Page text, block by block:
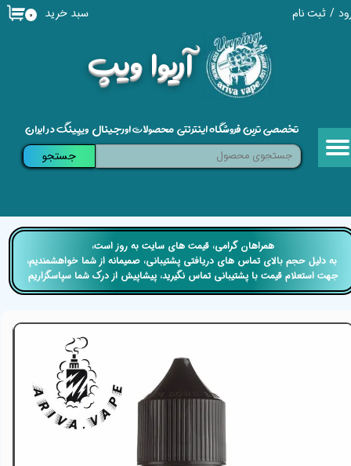
/ ثبت نام
حساب کاربری من
خروج از حساب کاربری
​آریوا ویپ
۰ سبد خرید
تخصصی ترین فروشگاه اینترنتی محصولات اورجینال ویپینگ در ایران
جستجو
​​همراهان گرامی، قیمت های سایت به روز است،
​​​​​​​ به دلیل حجم بالای تماس های دریافتی پشتیبانی، صمیمانه از شما خواهشمندیم،
جهت استعلام قیمت با پشتیبانی تماس نگیرید، پیشاپیش از درک شما سپاسگزاریم